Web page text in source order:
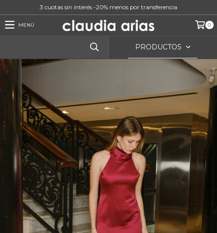
3 cuotas sin interés -20% menos por transferencia
MENÚ 0
PRODUCTOS